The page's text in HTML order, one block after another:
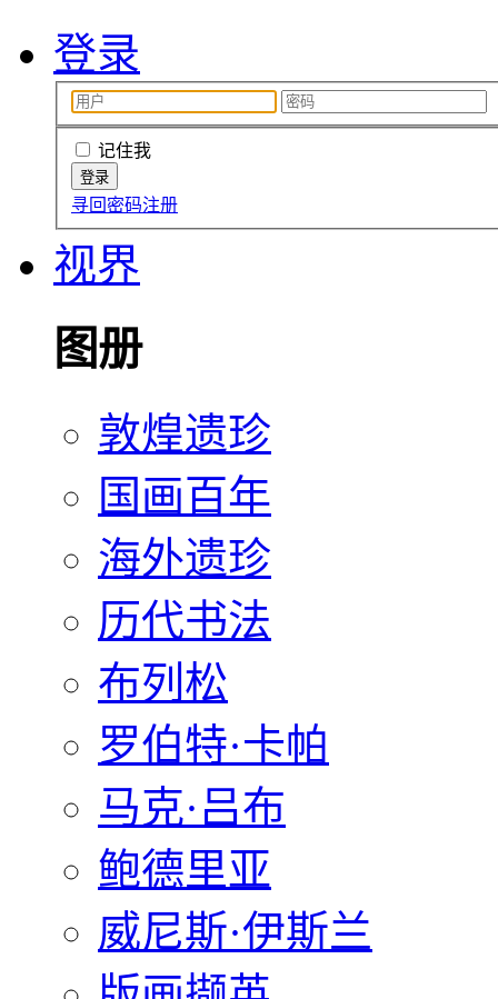
登录
记住我
寻回密码注册
视界
图册
敦煌遗珍
国画百年
海外遗珍
历代书法
布列松
罗伯特·卡帕
马克·吕布
鲍德里亚
威尼斯·伊斯兰